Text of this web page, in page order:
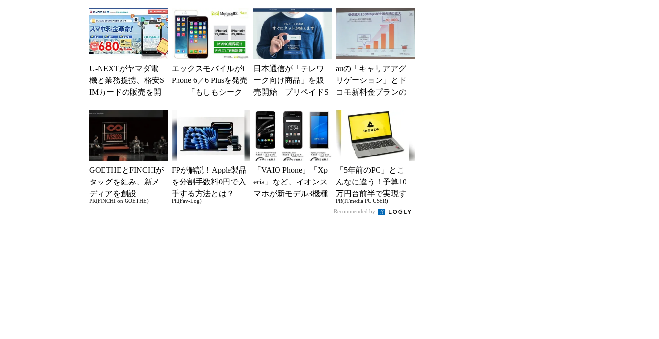
+スマホは速...
ー「iPhone 6...
直近3...
U-NEXTがヤマダ電
機と業務提携、格安S
IMカードの販売を開
エックスモバイルがi
Phone 6／6 Plusを発売
――「もしもシーク
日本通信が「テレワ
ーク向け商品」を販
売開始 プリペイドS
ーターのセットも用
意
auの「キャリアアグ
リゲーション」とド
コモ新料金プランの
GOETHEとFINCHIが
タッグを組み、新メ
ディアを創設
PR(FINCHI on GOETHE)
FPが解説！Apple製品
を分割手数料0円で入
手する方法とは？
PR(Fav-Log)
「VAIO Phone」「Xp
eria」など、イオンス
マホが新モデル3機種
「5年前のPC」とこ
んなに違う！予算10
万円台前半で実現す
る快適PCライフ
PR(ITmedia PC USER)
Recommended by